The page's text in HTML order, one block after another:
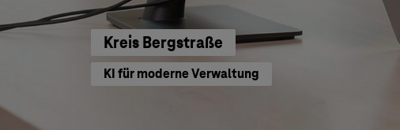
Kreis Bergstraße
KI für moderne Verwaltung